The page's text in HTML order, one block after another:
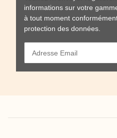
informations sur votre
à tout moment
protection des données